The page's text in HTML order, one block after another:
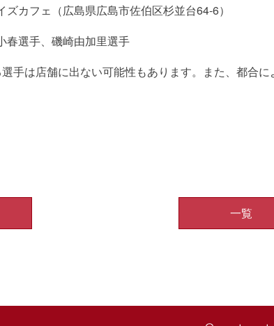
ズカフェ（広島県広島市佐伯区杉並台64-6）
春選手、磯崎由加里選手
手は店舗に出ない可能性もあります。また、都合
一覧